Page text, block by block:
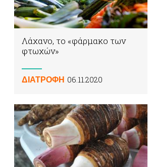
Λάχανο, το «φάρμακο των
φτωχών»
ΔΙΑΤΡΟΦΗ 06.11.2020